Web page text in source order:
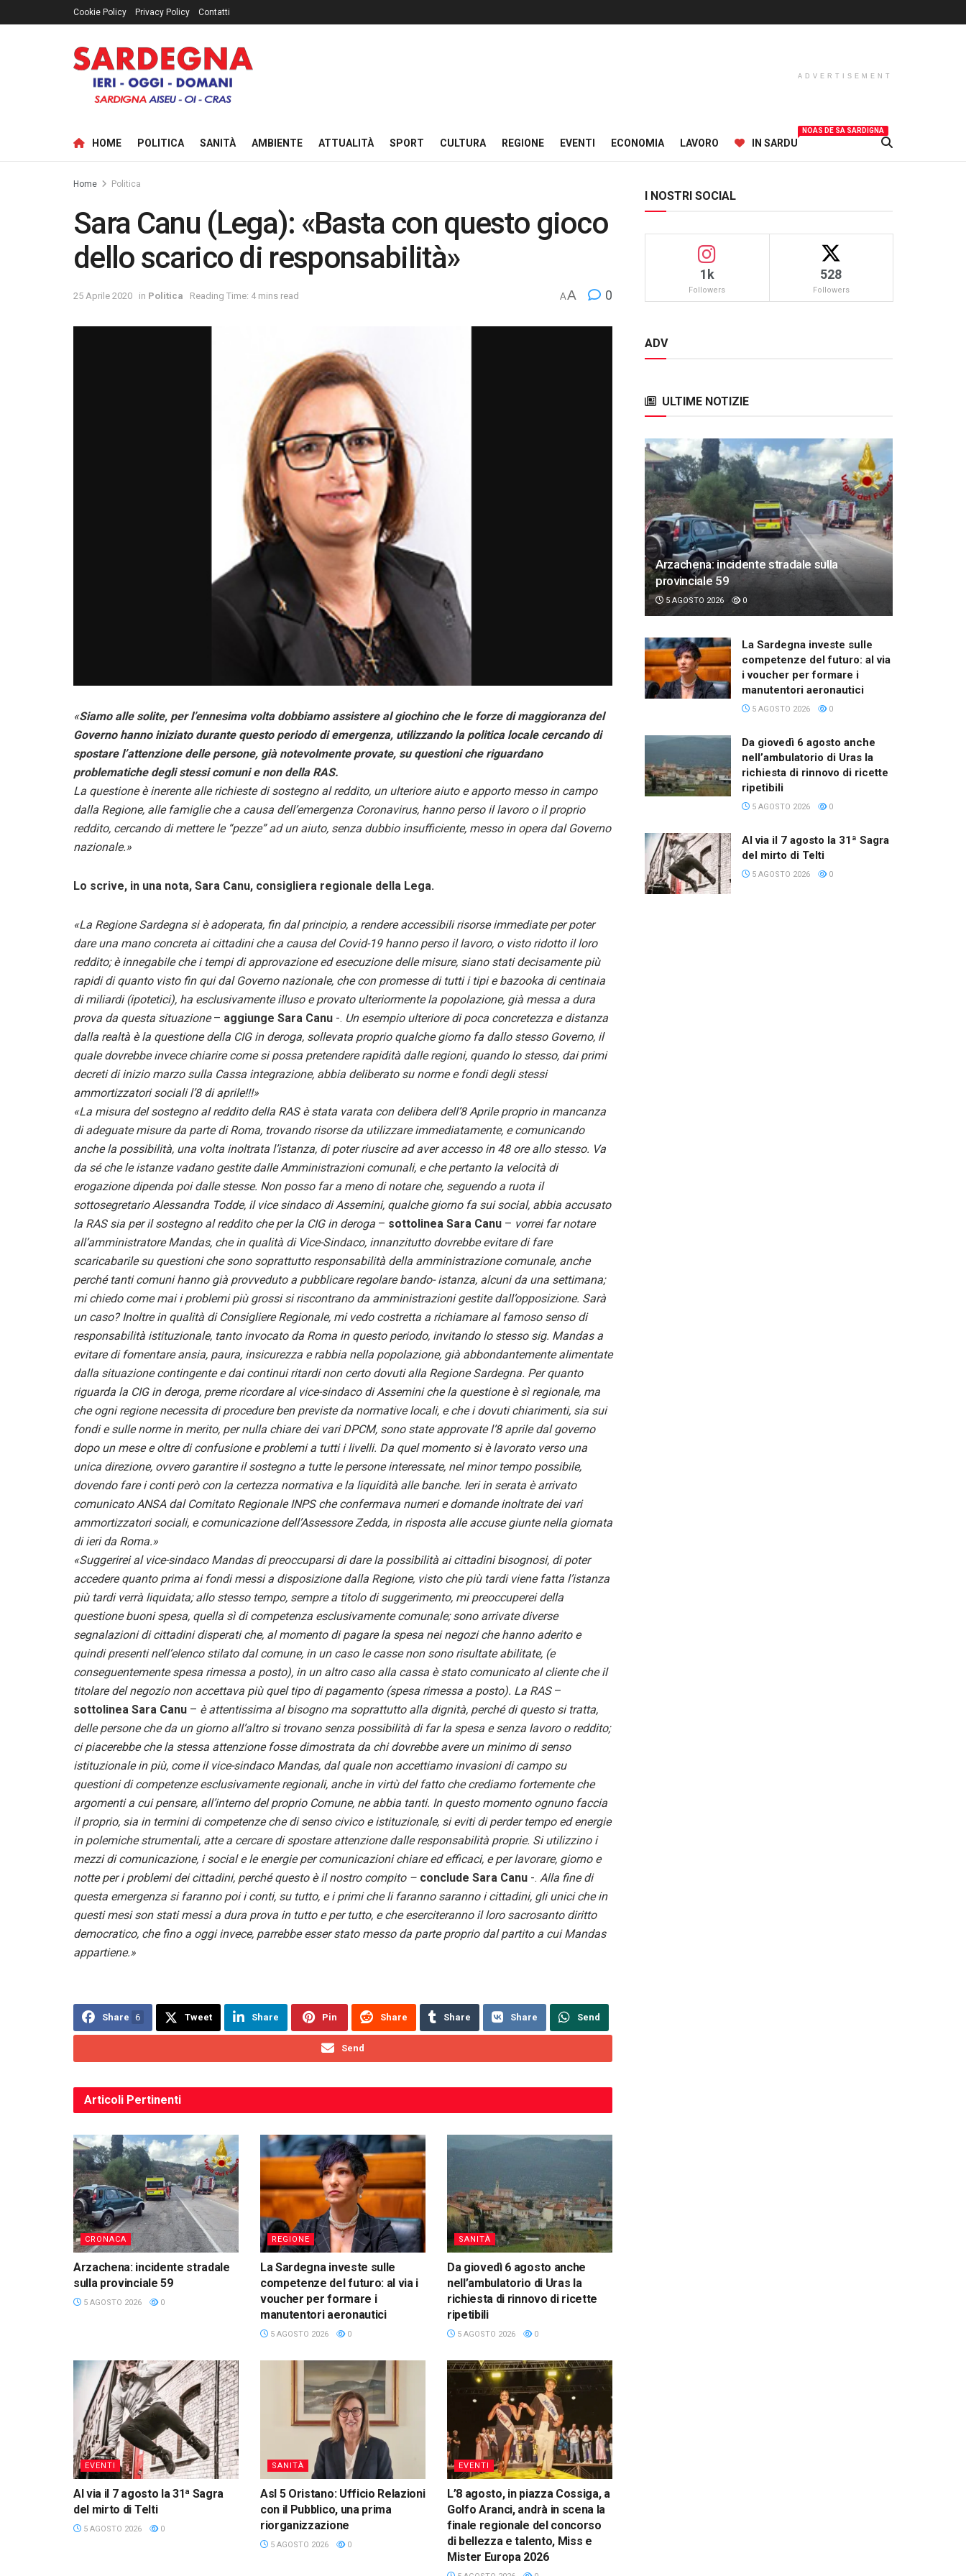
Cookie Policy Privacy Policy Contatti
ADVERTISEMENT
HOME POLITICA SANITÀ AMBIENTE ATTUALITÀ SPORT CULTURA REGIONE EVENTI ECONOMIA LAVORO IN SARDU
NOAS DE SA SARDIGNA
Home Politica
Sara Canu (Lega): «Basta con questo gioco
dello scarico di responsabilità»
25 Aprile 2020 in Politica Reading Time: 4 mins read AA 0
«Siamo alle solite, per l’ennesima volta dobbiamo assistere al giochino che le forze di maggioranza del
Governo hanno iniziato durante questo periodo di emergenza, utilizzando la politica locale cercando di
spostare l’attenzione delle persone, già notevolmente provate, su questioni che riguardano
problematiche degli stessi comuni e non della RAS.
La questione è inerente alle richieste di sostegno al reddito, un ulteriore aiuto e apporto messo in campo
dalla Regione, alle famiglie che a causa dell’emergenza Coronavirus, hanno perso il lavoro o il proprio
reddito, cercando di mettere le “pezze” ad un aiuto, senza dubbio insufficiente, messo in opera dal Governo
nazionale.»
Lo scrive, in una nota, Sara Canu, consigliera regionale della Lega.
«La Regione Sardegna si è adoperata, fin dal principio, a rendere accessibili risorse immediate per poter
dare una mano concreta ai cittadini che a causa del Covid-19 hanno perso il lavoro, o visto ridotto il loro
reddito; è innegabile che i tempi di approvazione ed esecuzione delle misure, siano stati decisamente più
rapidi di quanto visto fin qui dal Governo nazionale, che con promesse di tutti i tipi e bazooka di centinaia
di miliardi (ipotetici), ha esclusivamente illuso e provato ulteriormente la popolazione, già messa a dura
prova da questa situazione– aggiunge Sara Canu -. Un esempio ulteriore di poca concretezza e distanza
dalla realtà è la questione della CIG in deroga, sollevata proprio qualche giorno fa dallo stesso Governo, il
quale dovrebbe invece chiarire come si possa pretendere rapidità dalle regioni, quando lo stesso, dai primi
decreti di inizio marzo sulla Cassa integrazione, abbia deliberato su norme e fondi degli stessi
ammortizzatori sociali l’8 di aprile!!!»
«La misura del sostegno al reddito della RAS è stata varata con delibera dell’8 Aprile proprio in mancanza
di adeguate misure da parte di Roma, trovando risorse da utilizzare immediatamente, e comunicando
anche la possibilità, una volta inoltrata l’istanza, di poter riuscire ad aver accesso in 48 ore allo stesso. Va
da sé che le istanze vadano gestite dalle Amministrazioni comunali, e che pertanto la velocità di
erogazione dipenda poi dalle stesse. Non posso far a meno di notare che, seguendo a ruota il
sottosegretario Alessandra Todde, il vice sindaco di Assemini, qualche giorno fa sui social, abbia accusato
la RAS sia per il sostegno al reddito che per la CIG in deroga – sottolinea Sara Canu – vorrei far notare
all’amministratore Mandas, che in qualità di Vice-Sindaco, innanzitutto dovrebbe evitare di fare
scaricabarile su questioni che sono soprattutto responsabilità della amministrazione comunale, anche
perché tanti comuni hanno già provveduto a pubblicare regolare bando- istanza, alcuni da una settimana;
mi chiedo come mai i problemi più grossi si riscontrano da amministrazioni gestite dall’opposizione. Sarà
un caso? Inoltre in qualità di Consigliere Regionale, mi vedo costretta a richiamare al famoso senso di
responsabilità istituzionale, tanto invocato da Roma in questo periodo, invitando lo stesso sig. Mandas a
evitare di fomentare ansia, paura, insicurezza e rabbia nella popolazione, già abbondantemente alimentate
dalla situazione contingente e dai continui ritardi non certo dovuti alla Regione Sardegna. Per quanto
riguarda la CIG in deroga, preme ricordare al vice-sindaco di Assemini che la questione è sì regionale, ma
che ogni regione necessita di procedure ben previste da normative locali, e che i dovuti chiarimenti, sia sui
fondi e sulle norme in merito, per nulla chiare dei vari DPCM, sono state approvate l’8 aprile dal governo
dopo un mese e oltre di confusione e problemi a tutti i livelli. Da quel momento si è lavorato verso una
unica direzione, ovvero garantire il sostegno a tutte le persone interessate, nel minor tempo possibile,
dovendo fare i conti però con la certezza normativa e la liquidità alle banche. Ieri in serata è arrivato
comunicato ANSA dal Comitato Regionale INPS che confermava numeri e domande inoltrate dei vari
ammortizzatori sociali, e comunicazione dell’Assessore Zedda, in risposta alle accuse giunte nella giornata
di ieri da Roma.»
«Suggerirei al vice-sindaco Mandas di preoccuparsi di dare la possibilità ai cittadini bisognosi, di poter
accedere quanto prima ai fondi messi a disposizione dalla Regione, visto che più tardi viene fatta l’istanza
più tardi verrà liquidata; allo stesso tempo, sempre a titolo di suggerimento, mi preoccuperei della
questione buoni spesa, quella sì di competenza esclusivamente comunale; sono arrivate diverse
segnalazioni di cittadini disperati che, al momento di pagare la spesa nei negozi che hanno aderito e
quindi presenti nell’elenco stilato dal comune, in un caso le casse non sono risultate abilitate, (e
conseguentemente spesa rimessa a posto), in un altro caso alla cassa è stato comunicato al cliente che il
titolare del negozio non accettava più quel tipo di pagamento (spesa rimessa a posto). La RAS–
sottolinea Sara Canu – è attentissima al bisogno ma soprattutto alla dignità, perché di questo si tratta,
delle persone che da un giorno all’altro si trovano senza possibilità di far la spesa e senza lavoro o reddito;
ci piacerebbe che la stessa attenzione fosse dimostrata da chi dovrebbe avere un minimo di senso
istituzionale in più, come il vice-sindaco Mandas, dal quale non accettiamo invasioni di campo su
questioni di competenze esclusivamente regionali, anche in virtù del fatto che crediamo fortemente che
argomenti a cui pensare, all’interno del proprio Comune, ne abbia tanti. In questo momento ognuno faccia
il proprio, sia in termini di competenze che di senso civico e istituzionale, si eviti di perder tempo ed energie
in polemiche strumentali, atte a cercare di spostare attenzione dalle responsabilità proprie. Si utilizzino i
mezzi di comunicazione, i social e le energie per comunicazioni chiare ed efficaci, e per lavorare, giorno e
notte per i problemi dei cittadini, perché questo è il nostro compito – conclude Sara Canu -. Alla fine di
questa emergenza si faranno poi i conti, su tutto, e i primi che li faranno saranno i cittadini, gli unici che in
questi mesi son stati messi a dura prova in tutto e per tutto, e che eserciteranno il loro sacrosanto diritto
democratico, che fino a oggi invece, parrebbe esser stato messo da parte proprio dal partito a cui Mandas
appartiene.»
Share 6 Tweet Share Pin Share Share Share Send
Send
Articoli Pertinenti
CRONACA
Arzachena: incidente stradale
sulla provinciale 59
5 AGOSTO 2026 0
REGIONE
La Sardegna investe sulle
competenze del futuro: al via i
voucher per formare i
manutentori aeronautici
5 AGOSTO 2026 0
SANITÀ
Da giovedì 6 agosto anche
nell’ambulatorio di Uras la
richiesta di rinnovo di ricette
ripetibili
5 AGOSTO 2026 0
EVENTI
Al via il 7 agosto la 31ª Sagra
del mirto di Telti
5 AGOSTO 2026 0
SANITÀ
Asl 5 Oristano: Ufficio Relazioni
con il Pubblico, una prima
riorganizzazione
5 AGOSTO 2026 0
EVENTI
L’8 agosto, in piazza Cossiga, a
Golfo Aranci, andrà in scena la
finale regionale del concorso
di bellezza e talento, Miss e
Mister Europa 2026
I NOSTRI SOCIAL
1k
Followers
528
Followers
ADV
ULTIME NOTIZIE
Arzachena: incidente stradale sulla
provinciale 59
5 AGOSTO 2026 0
La Sardegna investe sulle
competenze del futuro: al via
i voucher per formare i
manutentori aeronautici
5 AGOSTO 2026 0
Da giovedì 6 agosto anche
nell’ambulatorio di Uras la
richiesta di rinnovo di ricette
ripetibili
5 AGOSTO 2026 0
Al via il 7 agosto la 31ª Sagra
del mirto di Telti
5 AGOSTO 2026 0